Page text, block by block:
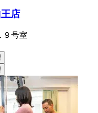
店
９号室